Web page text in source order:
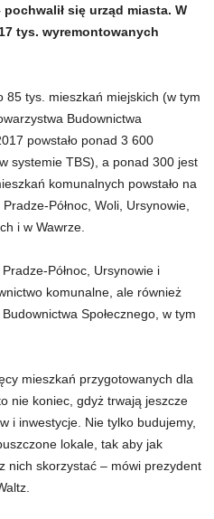
się urząd miasta. W
tys. wyremontowanych
85 tys. mieszkań miejskich (w tym
Budownictwa
powstało ponad 3 600
systemie TBS), a ponad 300 jest
komunalnych powstało na
Północ, Woli, Ursynowie,
i w Wawrze.
Północ, Ursynowie i
komunalne, ale również
Społecznego, w tym
mieszkań przygotowanych dla
nie koniec, gdyż trwają jeszcze
i inwestycje. Nie tylko budujemy,
lokale, tak aby jak
nich skorzystać – mówi prezydent